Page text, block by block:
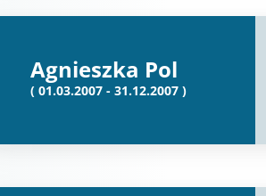
Agnieszka Pol
( 01.03.2007 - 31.12.2007 )